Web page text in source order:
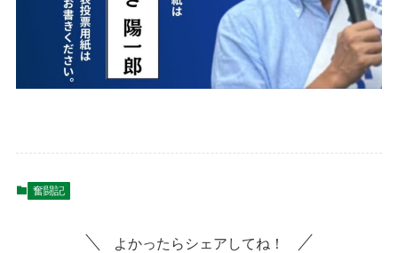
奮闘記
よかったらシェアしてね！